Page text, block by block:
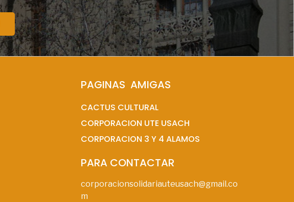
PAGINAS  AMIGAS
CACTUS CULTURAL
CORPORACION UTE USACH
CORPORACION 3 Y 4 ALAMOS
PARA CONTACTAR
corporacionsolidariauteusach@gmail.co
m